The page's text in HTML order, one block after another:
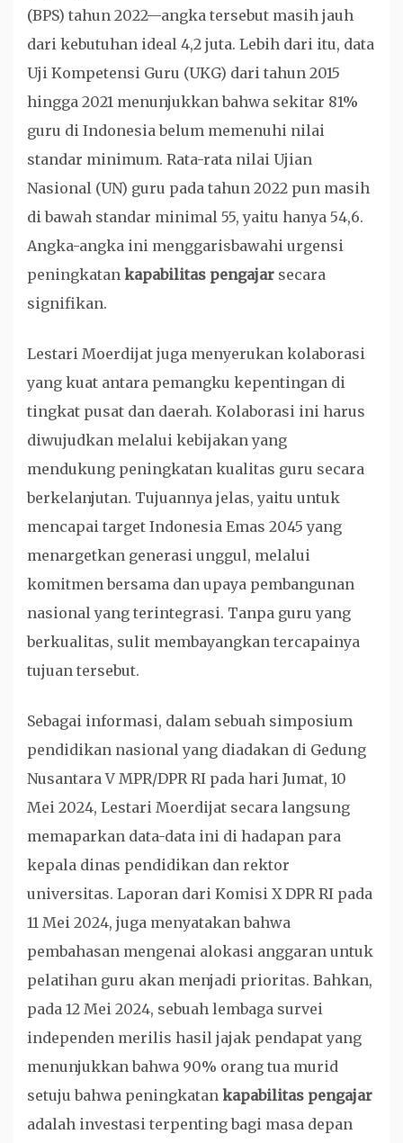
(BPS) tahun 2022—angka tersebut masih jauh
dari kebutuhan ideal 4,2 juta. Lebih dari itu, data
Uji Kompetensi Guru (UKG) dari tahun 2015
hingga 2021 menunjukkan bahwa sekitar 81%
guru di Indonesia belum memenuhi nilai
standar minimum. Rata-rata nilai Ujian
Nasional (UN) guru pada tahun 2022 pun masih
di bawah standar minimal 55, yaitu hanya 54,6.
Angka-angka ini menggarisbawahi urgensi
peningkatan kapabilitas pengajar secara
signifikan.
Lestari Moerdijat juga menyerukan kolaborasi
yang kuat antara pemangku kepentingan di
tingkat pusat dan daerah. Kolaborasi ini harus
diwujudkan melalui kebijakan yang
mendukung peningkatan kualitas guru secara
berkelanjutan. Tujuannya jelas, yaitu untuk
mencapai target Indonesia Emas 2045 yang
menargetkan generasi unggul, melalui
komitmen bersama dan upaya pembangunan
nasional yang terintegrasi. Tanpa guru yang
berkualitas, sulit membayangkan tercapainya
tujuan tersebut.
Sebagai informasi, dalam sebuah simposium
pendidikan nasional yang diadakan di Gedung
Nusantara V MPR/DPR RI pada hari Jumat, 10
Mei 2024, Lestari Moerdijat secara langsung
memaparkan data-data ini di hadapan para
kepala dinas pendidikan dan rektor
universitas. Laporan dari Komisi X DPR RI pada
11 Mei 2024, juga menyatakan bahwa
pembahasan mengenai alokasi anggaran untuk
pelatihan guru akan menjadi prioritas. Bahkan,
pada 12 Mei 2024, sebuah lembaga survei
independen merilis hasil jajak pendapat yang
menunjukkan bahwa 90% orang tua murid
setuju bahwa peningkatan kapabilitas pengajar
adalah investasi terpenting bagi masa depan